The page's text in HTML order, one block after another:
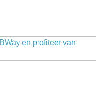
en profiteer van